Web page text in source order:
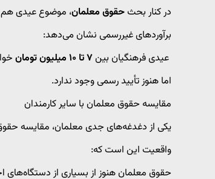
در کنار بحثحقوق معلمان، موضوع عیدی
برآوردهای غیررسمی نشان می‌دهد:
عیدی فرهنگیان بین۷ تا ۱۰ میلیون تومان
اما هنوز تأیید رسمی وجود ندارد.
مقایسه حقوق معلمان با سایر کارمندان
یکی از دغدغه‌های جدی معلمان، مقایسه
واقعیت این است که:
حقوق معلمان هنوز از بسیاری از دستگاه‌های